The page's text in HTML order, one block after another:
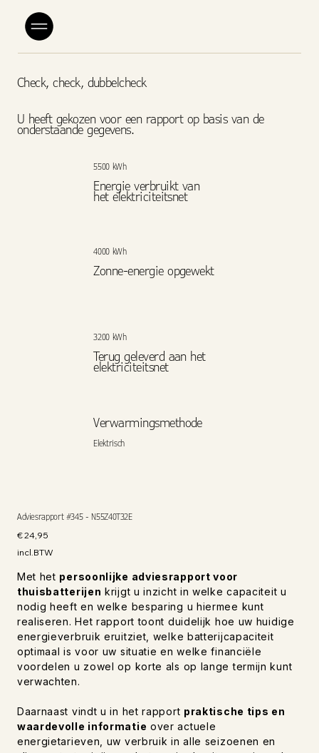
Check, check, dubbelcheck
U heeft gekozen voor een rapport op basis van de
onderstaande gegevens.
5500 kWh
Energie verbruikt van
het elektriciteitsnet
4000 kWh
Zonne-energie opgewekt
3200 kWh
Terug geleverd aan het
elektriciteitsnet
Elektrisch
Verwarmingsmethode
Adviesrapport #345 - N55Z40T32E
Prijs
€ 24,95
incl.BTW
Met het persoonlijke adviesrapport voor
thuisbatterijen krijgt u inzicht in welke capaciteit u
nodig heeft en welke besparing u hiermee kunt
realiseren. Het rapport toont duidelijk hoe uw huidige
energieverbruik eruitziet, welke batterijcapaciteit
optimaal is voor uw situatie en welke financiële
voordelen u zowel op korte als op lange termijn kunt
verwachten.
Daarnaast vindt u in het rapport praktische tips en
waardevolle informatie over actuele
energietarieven, uw verbruik in alle seizoenen en